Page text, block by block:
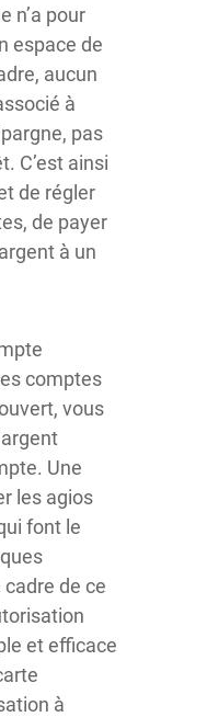
n’a pour
espace de
aucun
à
pas
C’est ainsi
de régler
de payer
à un
comptes
vous
Une
les agios
font le
de ce
et efficace
à